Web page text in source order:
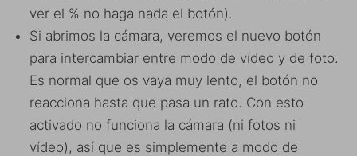
ver el % no haga nada el botón).
Si abrimos la cámara, veremos el nuevo botón
para intercambiar entre modo de vídeo y de foto.
Es normal que os vaya muy lento, el botón no
reacciona hasta que pasa un rato. Con esto
activado no funciona la cámara (ni fotos ni
vídeo), así que es simplemente a modo de